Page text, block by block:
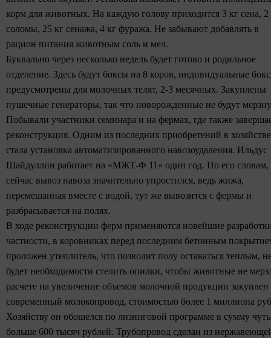
корм для животных. На каждую голову приходится 3 кг сена, 2
соломы, 25 кг сенажа, 4 кг фуража. Не забывают добавлять в
рацион питания животным соль и мел.
Буквально через несколько недель будет готово и родильное
отделение. Здесь будут боксы на 8 коров, индивидуальные
предусмотрены для молочных телят, 2-3 месячных. Закуплены
пушечные генераторы, так что новорожденные не будут
Побывали участники семинара и на фермах, где также
реконструкция. Одним из последних приобретений в хозяйстве
стала установка автоматизированного навозоудаления. Ильдус
Шайдуллин работает на «МЖТ-Ф 11» один год. По его словам,
сейчас вывоз навоза значительно упростился, ведь жижа,
перемешанная вместе с водой, тут же вывозится с фермы и
разбрасывается на полях.
В ходе реконструкции ферм применяются новейшие
частности, в коровниках перед последним бетонным
проложен утеплитель, что позволит полу оставаться теплым,
будет необходимости стелить опилки, чтобы животные не
расчете на увеличение объемов молочной продукции закуплен
современный молокопровод, стоимостью более 1 миллиона
Хозяйству он обошелся по лизинговой программе в сумму чуть
больше 600 тысяч рублей. Трубопровод сделан из